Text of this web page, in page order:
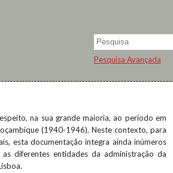
Pesquisa Avançada
na sua grande maioria, ao período em
(1940-1946). Neste contexto, para
esta documentação integra ainda inúmeros
diferentes entidades da administração da